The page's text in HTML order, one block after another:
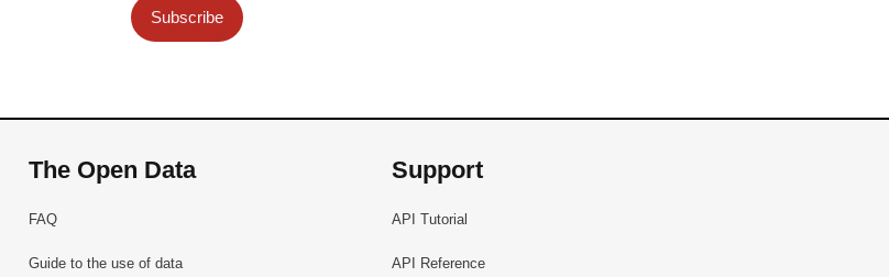
Subscribe
The Open Data
FAQ
Guide to the use of data
Support
API Tutorial
API Reference